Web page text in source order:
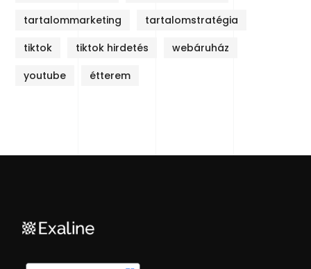
tartalommarketing
tartalomstratégia
tiktok
tiktok hirdetés
webáruház
youtube
étterem